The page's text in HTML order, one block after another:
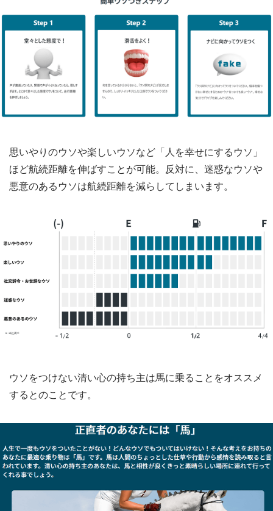
思いやりのウソや楽しいウソなど「人を幸せにするウソ」
ほど航続距離を伸ばすことが可能。反対に、迷惑なウソや
悪意のあるウソは航続距離を減らしてしまいます。
ウソをつけない清い心の持ち主は馬に乗ることをオススメ
するとのことです。